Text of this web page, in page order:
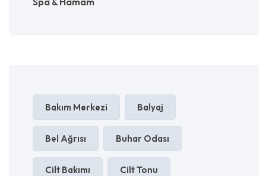
Bakım Merkezi Balyaj
Bel Ağrısı Buhar Odası
Cilt Bakımı Cilt Tonu